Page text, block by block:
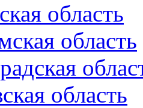
область
область
область